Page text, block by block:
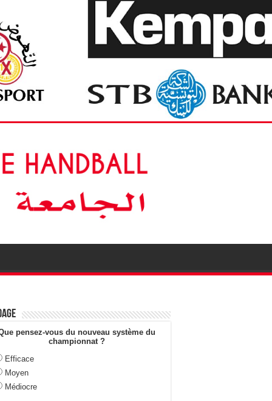
pensez-vous du nouveau système du
championnat ?
Efficace
Moyen
Médiocre